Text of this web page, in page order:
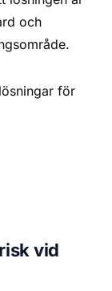
och
för
vid